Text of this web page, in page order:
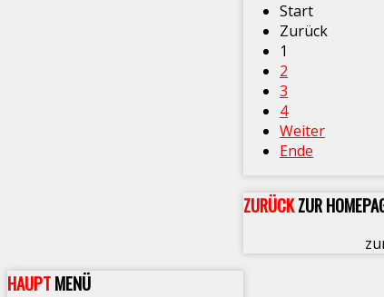
Start
Zurück
1
2
3
4
Weiter
Ende
ZURÜCKZUR
HAUPTMENÜ